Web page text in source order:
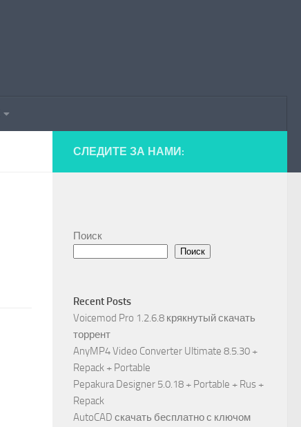
СЛЕДИТЕ ЗА НАМИ:
Поиск
Поиск
Recent Posts
Voicemod Pro 1.2.6.8 крякнутый скачать
торрент
AnyMP4 Video Converter Ultimate 8.5.30 +
Repack + Portable
Pepakura Designer 5.0.18 + Portable + Rus +
Repack
AutoCAD скачать бесплатно с ключом